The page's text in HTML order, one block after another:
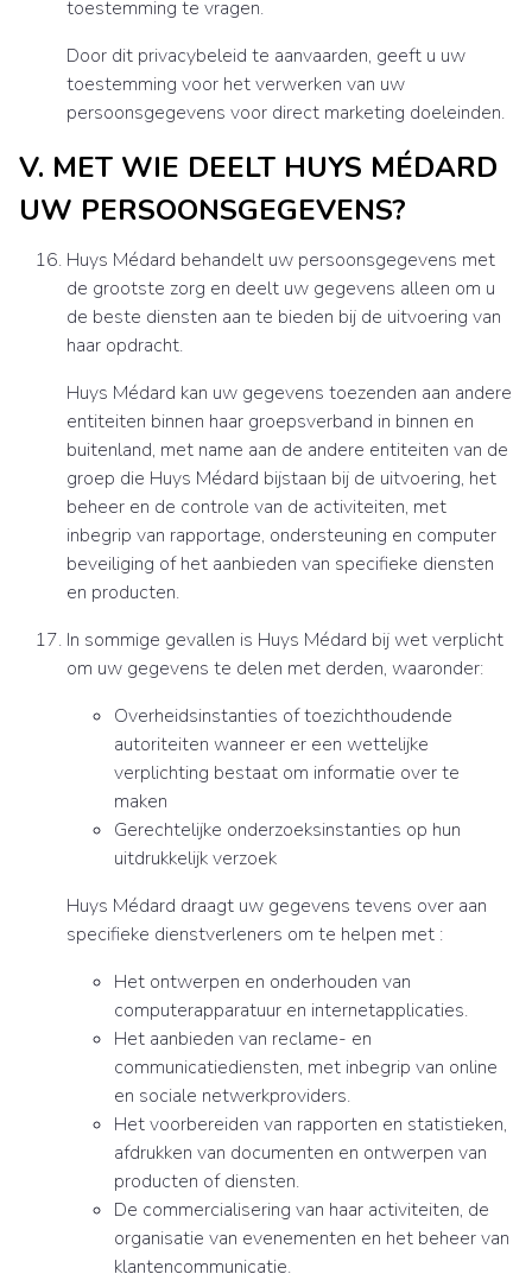
toestemming te vragen.
Door dit privacybeleid te aanvaarden, geeft u uw
toestemming voor het verwerken van uw
persoonsgegevens voor direct marketing doeleinden.
V. MET WIE DEELT HUYS MÉDARD
UW PERSOONSGEGEVENS?
Huys Médard behandelt uw persoonsgegevens met
de grootste zorg en deelt uw gegevens alleen om u
de beste diensten aan te bieden bij de uitvoering van
haar opdracht.
Huys Médard kan uw gegevens toezenden aan andere
entiteiten binnen haar groepsverband in binnen en
buitenland, met name aan de andere entiteiten van de
groep die Huys Médard bijstaan bij de uitvoering, het
beheer en de controle van de activiteiten, met
inbegrip van rapportage, ondersteuning en computer
beveiliging of het aanbieden van specifieke diensten
en producten.
In sommige gevallen is Huys Médard bij wet verplicht
om uw gegevens te delen met derden, waaronder:
Overheidsinstanties of toezichthoudende
autoriteiten wanneer er een wettelijke
verplichting bestaat om informatie over te
maken
Gerechtelijke onderzoeksinstanties op hun
uitdrukkelijk verzoek
Huys Médard draagt uw gegevens tevens over aan
specifieke dienstverleners om te helpen met :
Het ontwerpen en onderhouden van
computerapparatuur en internetapplicaties.
Het aanbieden van reclame- en
communicatiediensten, met inbegrip van online
en sociale netwerkproviders.
Het voorbereiden van rapporten en statistieken,
afdrukken van documenten en ontwerpen van
producten of diensten.
De commercialisering van haar activiteiten, de
organisatie van evenementen en het beheer van
klantencommunicatie.